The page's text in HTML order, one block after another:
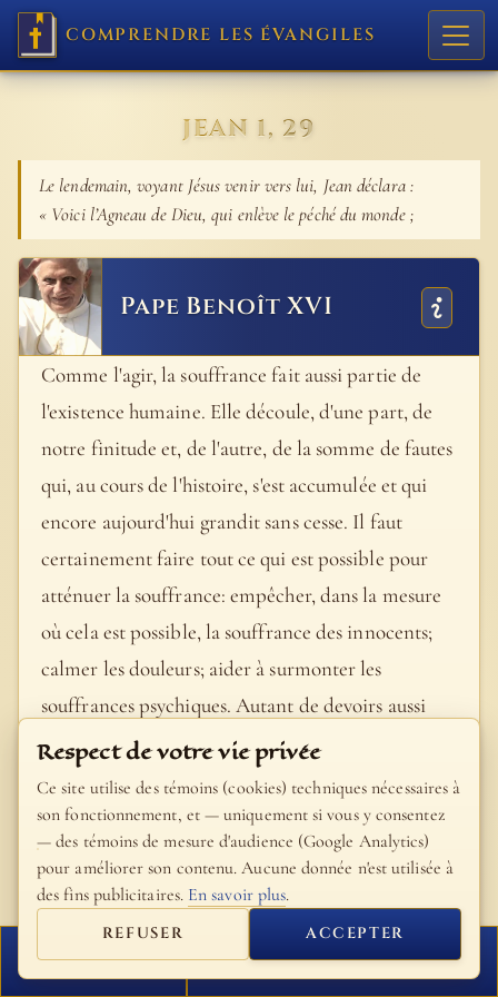
COMPRENDRE LES ÉVANGILES
JEAN 1, 29
Le lendemain, voyant Jésus venir vers lui, Jean déclara :
« Voici l’Agneau de Dieu, qui enlève le péché du monde ;
Pape Benoît XVI
Comme l'agir, la souffrance fait aussi partie de
l'existence humaine. Elle découle, d'une part, de
notre finitude et, de l'autre, de la somme de fautes
qui, au cours de l'histoire, s'est accumulée et qui
encore aujourd'hui grandit sans cesse. Il faut
certainement faire tout ce qui est possible pour
atténuer la souffrance: empêcher, dans la mesure
où cela est possible, la souffrance des innocents;
calmer les douleurs; aider à surmonter les
souffrances psychiques. Autant de devoirs aussi
bien de la justice que de l'amour qui rentrent dans
les exigences fondamentales de l'existence
chrétienne et de toute vie vraiment humaine.
Dans la lutte contre la douleur physique, on a
réussi à faire de grands progrès; la souffrance des
innocents et aussi les souffrances psychiques ont
plutôt augmenté au cours des dernières décennies.
FERMER PROCHAIN VERSET
Respect de votre vie privée
Ce site utilise des témoins (cookies) techniques nécessaires à
son fonctionnement, et — uniquement si vous y consentez
— des témoins de mesure d'audience (Google Analytics)
pour améliorer son contenu. Aucune donnée n'est utilisée à
des fins publicitaires. En savoir plus.
REFUSER ACCEPTER